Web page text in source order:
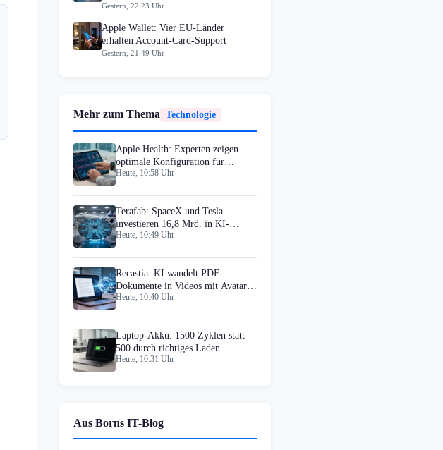
Gestern, 22:23 Uhr
Apple Wallet: Vier EU-Länder
erhalten Account-Card-Support
Gestern, 21:49 Uhr
Mehr zum Thema Technologie
Apple Health: Experten zeigen
optimale Konfiguration für
Produktivität
Heute, 10:58 Uhr
Terafab: SpaceX und Tesla
investieren 16,8 Mrd. in KI-
Chipfabrik
Heute, 10:49 Uhr
Recastia: KI wandelt PDF-
Dokumente in Videos mit Avataren
um
Heute, 10:40 Uhr
Laptop-Akku: 1500 Zyklen statt
500 durch richtiges Laden
Heute, 10:31 Uhr
Aus Borns IT-Blog